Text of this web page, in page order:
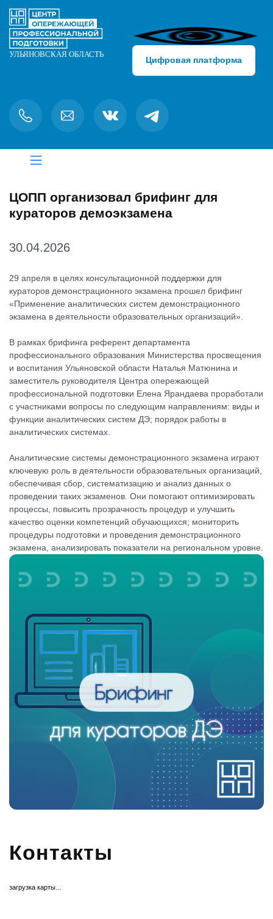
Цифровая платформа
ЦОПП организовал брифинг для
кураторов демоэкзамена
30.04.2026
29 апреля в целях консультационной поддержки для
кураторов демонстрационного экзамена прошел брифинг
«Применение аналитических систем демонстрационного
экзамена в деятельности образовательных организаций».
В рамках брифинга референт департамента
профессионального образования Министерства просвещения
и воспитания Ульяновской области Наталья Матюнина и
заместитель руководителя Центра опережающей
профессиональной подготовки Елена Ярандаева проработали
с участниками вопросы по следующим направлениям: виды и
функции аналитических систем ДЭ; порядок работы в
аналитических системах.
Аналитические системы демонстрационного экзамена играют
ключевую роль в деятельности образовательных организаций,
обеспечивая сбор, систематизацию и анализ данных о
проведении таких экзаменов. Они помогают оптимизировать
процессы, повысить прозрачность процедур и улучшить
качество оценки компетенций обучающихся; мониторить
процедуры подготовки и проведения демонстрационного
экзамена, анализировать показатели на региональном уровне.
Контакты
загрузка карты...